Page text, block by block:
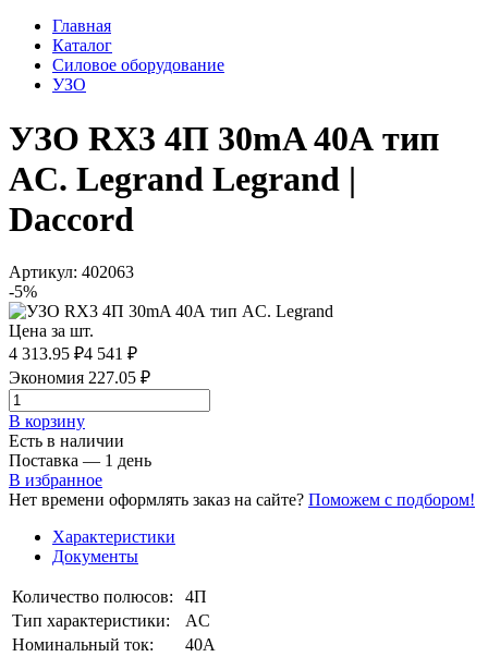
Главная
Каталог
Силовое оборудование
УЗО
УЗО RX3 4П 30mA 40А тип
AC. Legrand Legrand |
Daccord
Артикул: 402063
-5%
Цена за шт.
4 313.95 ₽4 541 ₽
Экономия 227.05 ₽
В корзинy
Есть в наличии
Поставка — 1 день
В избранное
Нет времени оформлять заказ на сайте? Поможем с подбором!
Характеристики
Документы
Количество полюсов:
4П
Тип характеристики:
AC
Номинальный ток:
40А